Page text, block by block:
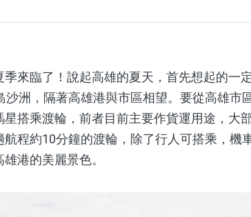
臨了！說起高雄的夏天，首先想起的一
洲，隔著高雄港與市區相望。要從高雄市
搭乘渡輪，前者目前主要作貨運用途，大
程約10分鐘的渡輪，除了行人可搭乘，機
港的美麗景色。